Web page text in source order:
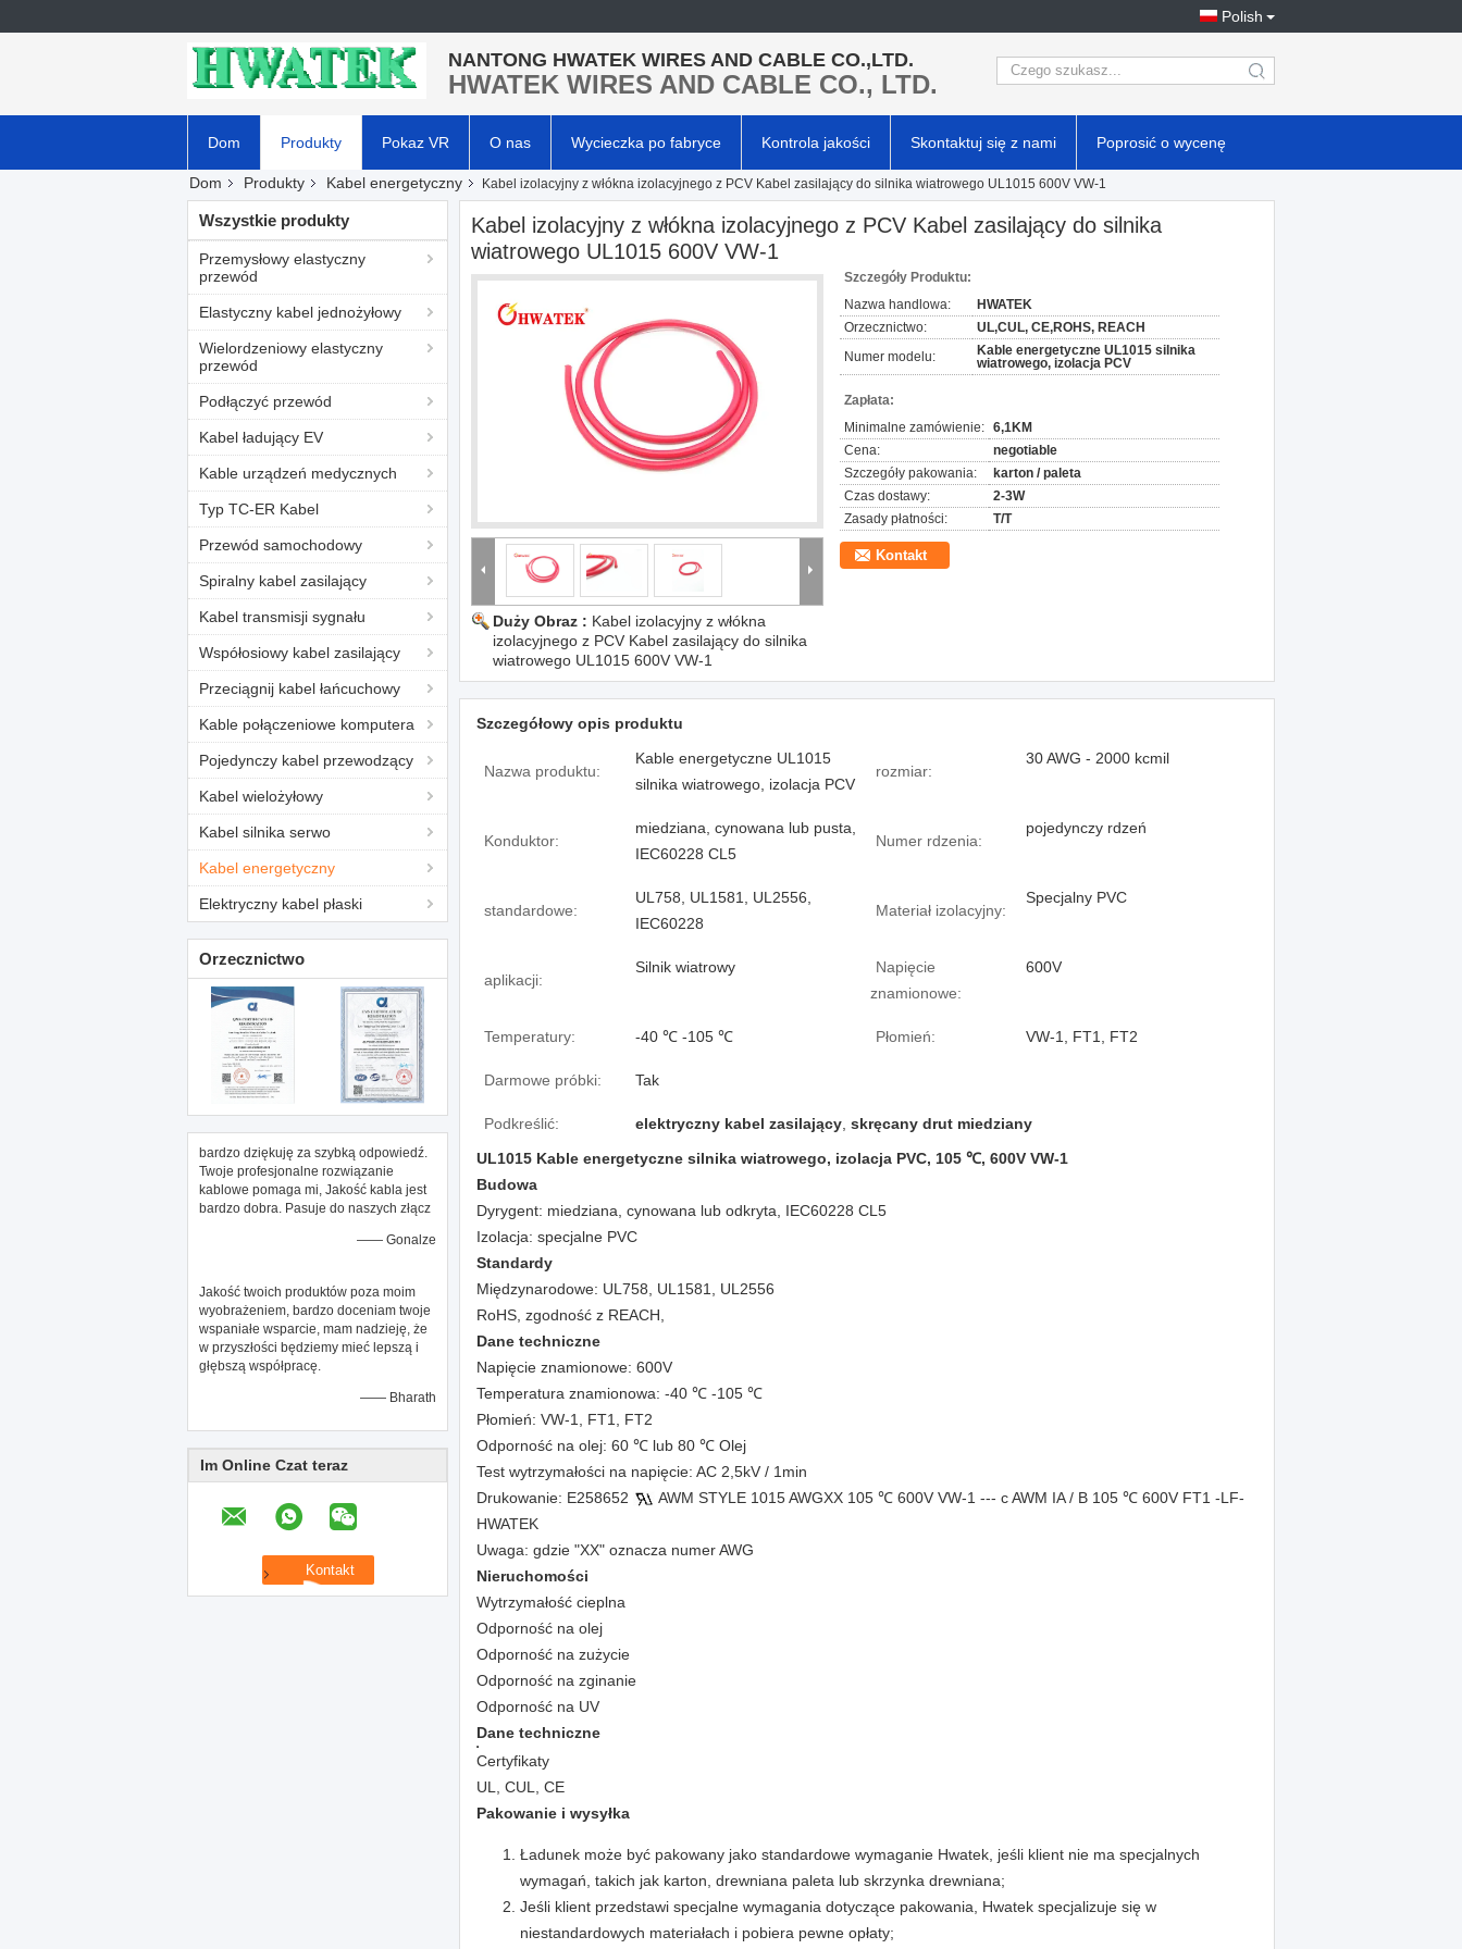
Polish
NANTONG HWATEK WIRES AND CABLE CO.,LTD.
HWATEK WIRES AND CABLE CO., LTD. search
Dom Produkty Pokaz VR O nas Wycieczka po fabryce Kontrola jakości Skontaktuj się z nami Poprosić o wycenę
Dom Produkty Kabel energetyczny Kabel izolacyjny z włókna izolacyjnego z PCV Kabel zasilający do silnika wiatrowego UL1015 600V VW-1
Wszystkie produkty
Przemysłowy elastyczny
przewód
Elastyczny kabel jednożyłowy
Wielordzeniowy elastyczny
przewód
Podłączyć przewód
Kabel ładujący EV
Kable urządzeń medycznych
Typ TC-ER Kabel
Przewód samochodowy
Spiralny kabel zasilający
Kabel transmisji sygnału
Współosiowy kabel zasilający
Przeciągnij kabel łańcuchowy
Kable połączeniowe komputera
Pojedynczy kabel przewodzący
Kabel wielożyłowy
Kabel silnika serwo
Kabel energetyczny
Elektryczny kabel płaski
Orzecznictwo
bardzo dziękuję za szybką odpowiedź.
Twoje profesjonalne rozwiązanie
kablowe pomaga mi, Jakość kabla jest
bardzo dobra. Pasuje do naszych złącz
—— Gonalze
Jakość twoich produktów poza moim
wyobrażeniem, bardzo doceniam twoje
wspaniałe wsparcie, mam nadzieję, że
w przyszłości będziemy mieć lepszą i
głębszą współpracę.
—— Bharath
Im Online Czat teraz
Kabel izolacyjny z włókna izolacyjnego z PCV Kabel zasilający do silnika
wiatrowego UL1015 600V VW-1
Duży Obraz : Kabel izolacyjny z włókna
izolacyjnego z PCV Kabel zasilający do silnika
wiatrowego UL1015 600V VW-1
Szczegóły Produktu:
Nazwa handlowa:
HWATEK
Orzecznictwo:
UL,CUL, CE,ROHS, REACH
Numer modelu:
Kable energetyczne UL1015 silnika
wiatrowego, izolacja PCV
Zapłata:
Minimalne zamówienie: 6,1KM
Cena:
negotiable
Szczegóły pakowania:
karton / paleta
Czas dostawy:
2-3W
Zasady płatności:
T/T
Kontakt
Szczegółowy opis produktu
Nazwa produktu:
Kable energetyczne UL1015
silnika wiatrowego, izolacja PCV
rozmiar:
30 AWG - 2000 kcmil
Konduktor:
miedziana, cynowana lub pusta,
IEC60228 CL5
Numer rdzenia:
pojedynczy rdzeń
standardowe:
UL758, UL1581, UL2556,
IEC60228
Materiał izolacyjny:
Specjalny PVC
aplikacji:
Silnik wiatrowy
Napięcie
znamionowe:
600V
Temperatury: -40 ℃ -105 ℃ Płomień: VW-1, FT1, FT2
Darmowe próbki: Tak
Podkreślić: elektryczny kabel zasilający skręcany drut miedziany
UL1015 Kable energetyczne silnika wiatrowego, izolacja PVC, 105 ℃, 600V VW-1
Budowa
Dyrygent: miedziana, cynowana lub odkryta, IEC60228 CL5
Izolacja: specjalne PVC
Standardy
Międzynarodowe: UL758, UL1581, UL2556
RoHS, zgodność z REACH,
Dane techniczne
Napięcie znamionowe: 600V
Temperatura znamionowa: -40 ℃ -105 ℃
Płomień: VW-1, FT1, FT2
Odporność na olej: 60 ℃ lub 80 ℃ Olej
Test wytrzymałości na napięcie: AC 2,5kV / 1min
Drukowanie: E258652
AWM STYLE 1015 AWGXX 105 ℃ 600V VW-1 --- c AWM IA / B 105 ℃ 600V FT1 -LF-
HWATEK
Uwaga: gdzie "XX" oznacza numer AWG
Nieruchomości
Wytrzymałość cieplna
Odporność na olej
Odporność na zużycie
Odporność na zginanie
Odporność na UV
Dane techniczne
Certyfikaty
UL, CUL, CE
Pakowanie i wysyłka
Ładunek może być pakowany jako standardowe wymaganie Hwatek, jeśli klient nie ma specjalnych
wymagań, takich jak karton, drewniana paleta lub skrzynka drewniana;
Jeśli klient przedstawi specjalne wymagania dotyczące pakowania, Hwatek specjalizuje się w
niestandardowych materiałach i pobiera pewne opłaty;